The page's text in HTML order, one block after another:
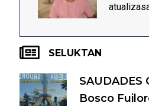
SELUKTAN
SAUDADES
Bosco